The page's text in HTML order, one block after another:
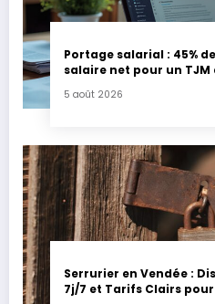
Portage salarial : 45%
salaire net pour un TJM
5 août 2026
Serrurier en Vendée :
7j/7 et Tarifs Clairs